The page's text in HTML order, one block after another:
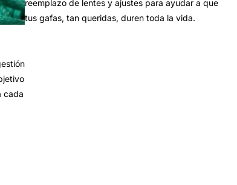
cada
reemplazo de lentes y ajustes para ayudar a que
tus gafas, tan queridas, duren toda la vida.